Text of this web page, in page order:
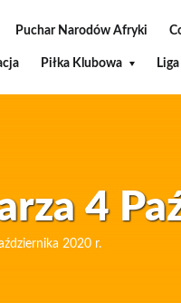
Puchar Narodów Afryki
Piłka Klubowa
4
2020 r.